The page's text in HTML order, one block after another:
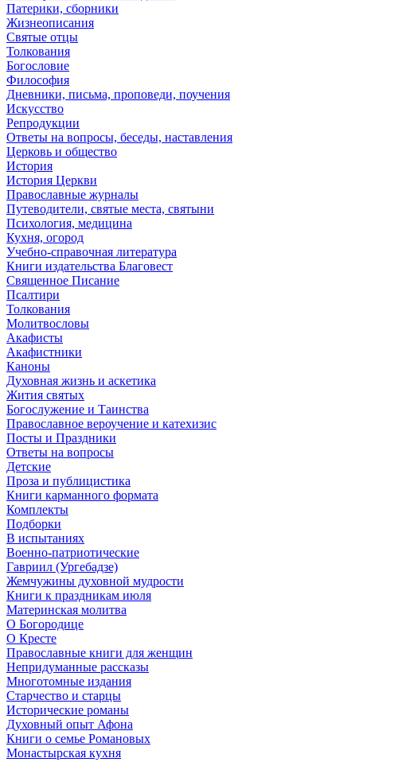
Патерики, сборники
Жизнеописания
Святые отцы
Толкования
Богословие
Философия
Дневники, письма, проповеди, поучения
Искусство
Репродукции
Ответы на вопросы, беседы, наставления
Церковь и общество
История
История Церкви
Православные журналы
Путеводители, святые места, святыни
Психология, медицина
Кухня, огород
Учебно-справочная литература
Книги издательства Благовест
Священное Писание
Псалтири
Толкования
Молитвословы
Акафисты
Акафистники
Каноны
Духовная жизнь и аскетика
Жития святых
Богослужение и Таинства
Православное вероучение и катехизис
Посты и Праздники
Ответы на вопросы
Детские
Проза и публицистика
Книги карманного формата
Комплекты
Подборки
В испытаниях
Военно-патриотические
Гавриил (Ургебадзе)
Жемчужины духовной мудрости
Книги к праздникам июля
Материнская молитва
О Богородице
О Кресте
Православные книги для женщин
Непридуманные рассказы
Многотомные издания
Старчество и старцы
Исторические романы
Духовный опыт Афона
Книги о семье Романовых
Монастырская кухня